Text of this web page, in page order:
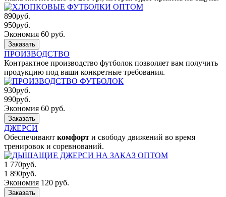
890руб.
950руб.
Экономия 60 руб.
Заказать
ПРОИЗВОДСТВО
Контрактное производство футболок позволяет вам получить
продукцию под ваши конкретные требования.
930руб.
990руб.
Экономия 60 руб.
Заказать
ДЖЕРСИ
Обеспечивают комфорт и свободу движений во время
тренировок и соревнований.
1 770руб.
1 890руб.
Экономия 120 руб.
Заказать